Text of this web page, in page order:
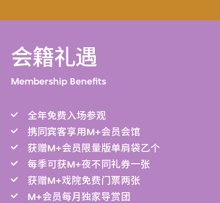
会籍礼遇
Membership Benefits
全年免费入场参观
携同宾客享用M+会员会馆
获赠M+会员限量版单肩袋乙个
每季可获M+夜不同礼券一张
获赠M+戏院免费门票两张
M+会员每月独家导赏团